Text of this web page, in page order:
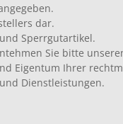
dar.
Sperrgutartikel.
Sie bitte
Eigentum Ihrer
Dienstleistungen.